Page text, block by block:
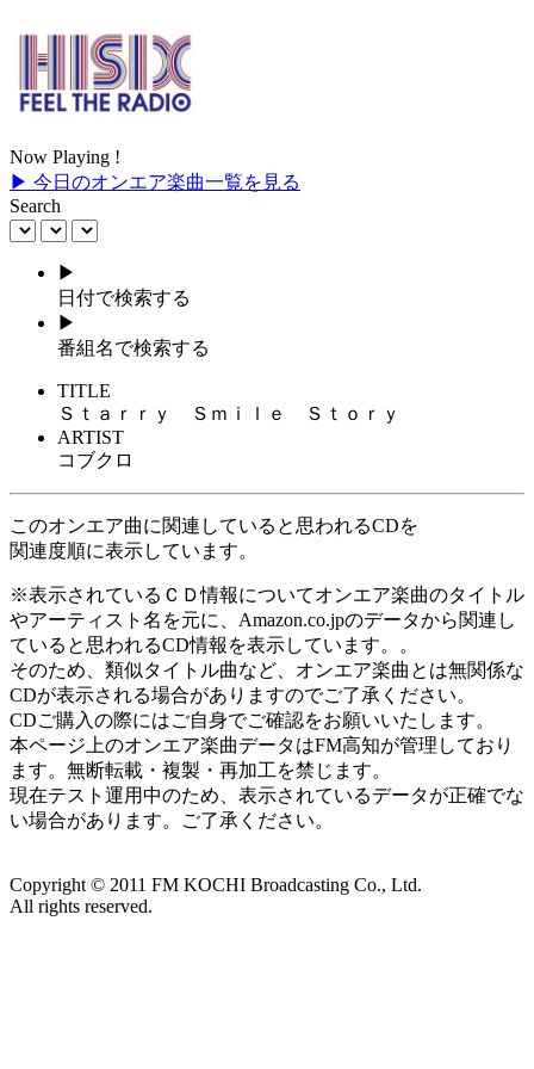
Now Playing !
▶ 今日のオンエア楽曲一覧を見る
Search
▶
日付で検索する
▶
番組名で検索する
TITLE
Ｓｔａｒｒｙ Ｓｍｉｌｅ Ｓｔｏｒｙ
ARTIST
コブクロ
このオンエア曲に関連していると思われるCDを
関連度順に表示しています。
※表示されているＣＤ情報についてオンエア楽曲のタイトル
やアーティスト名を元に、Amazon.co.jpのデータから関連し
ていると思われるCD情報を表示しています。。
そのため、類似タイトル曲など、オンエア楽曲とは無関係な
CDが表示される場合がありますのでご了承ください。
CDご購入の際にはご自身でご確認をお願いいたします。
本ページ上のオンエア楽曲データはFM高知が管理しており
ます。無断転載・複製・再加工を禁じます。
現在テスト運用中のため、表示されているデータが正確でな
い場合があります。ご了承ください。
Copyright © 2011 FM KOCHI Broadcasting Co., Ltd.
All rights reserved.